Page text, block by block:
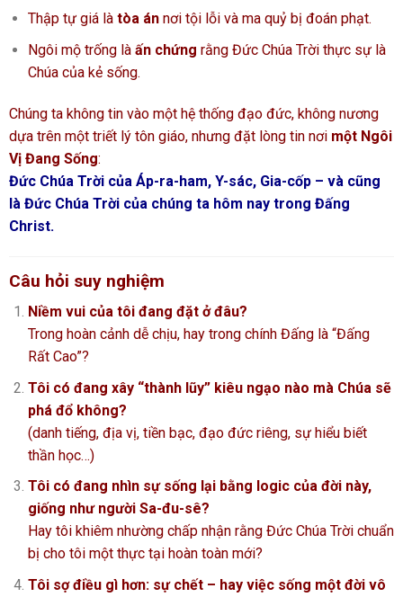
Thập tự giá là tòa ánnơi tội lỗi và ma quỷ bị đoán phạt.
Ngôi mộ trống là ấn chứng rằng Đức Chúa Trời thực sự là
Chúa của kẻ sống.
Chúng ta không tin vào một hệ thống đạo đức, không nương
dựa trên một triết lý tôn giáo, nhưng đặt lòng tin nơi một Ngôi
Vị Đang Sống:
Đức Chúa Trời của Áp-ra-ham, Y-sác, Gia-cốp – và cũng
là Đức Chúa Trời của chúng ta hôm nay trong Đấng
Christ.
Câu hỏi suy nghiệm
Niềm vui của tôi đang đặt ở đâu?
Trong hoàn cảnh dễ chịu, hay trong chính Đấng là “Đấng
Rất Cao”?
Tôi có đang xây “thành lũy” kiêu ngạo nào mà Chúa sẽ
phá đổ không?
(danh tiếng, địa vị, tiền bạc, đạo đức riêng, sự hiểu biết
thần học…)
Tôi có đang nhìn sự sống lại bằng logic của đời này,
giống như người Sa-đu-sê?
Hay tôi khiêm nhường chấp nhận rằng Đức Chúa Trời chuẩn
bị cho tôi một thực tại hoàn toàn mới?
Tôi sợ điều gì hơn: sự chết – hay việc sống một đời vô